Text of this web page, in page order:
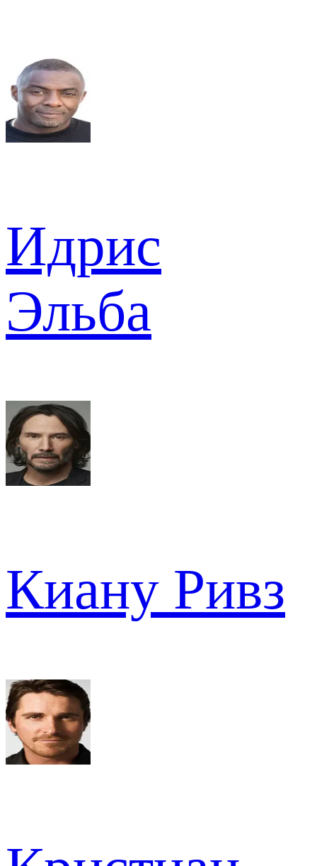
Идрис
Эльба
Киану Ривз